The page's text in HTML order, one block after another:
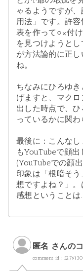
ゃるようですが
用法」です。許容
表を作って○×付
を見つけようと
が方法論的に正
ね。
ちなみにひろゆ
げますと、マク
出した時点で、
っているかに関わ
最後に：こんな
もYouTubeで顔
(YouTubeでの顔
印象は「根暗そ
想ですよね？」
感想ということは
匿名 さんの
comment id :